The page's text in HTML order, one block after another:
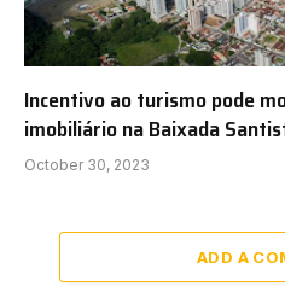
Incentivo ao turismo pode
imobiliário na Baixada
October 30, 2023
ADD A